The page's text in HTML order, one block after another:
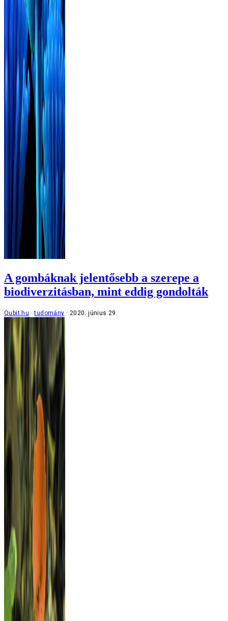
A gombáknak jelentősebb a szerepe a
biodiverzitásban, mint eddig gondolták
Qubit.hu tudomány 2020. június 29.